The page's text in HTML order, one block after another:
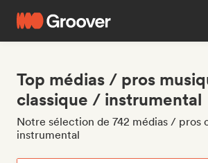
Top médias / pros
classique / instrumental
Notre sélection de 742 médias / pros
instrumental